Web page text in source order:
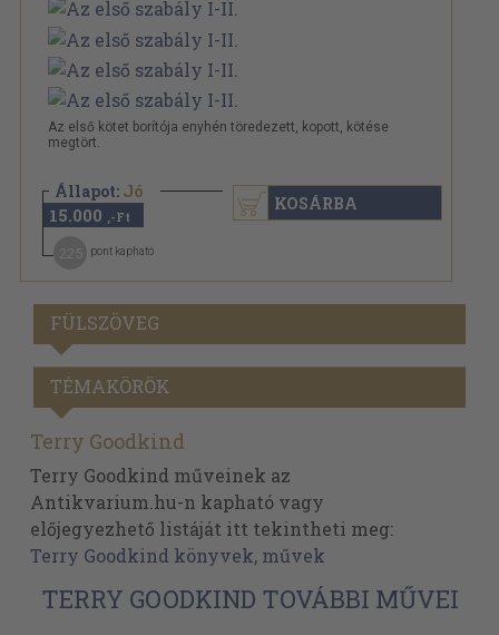
Az első kötet borítója enyhén töredezett, kopott, kötése
megtört.
Állapot: Jó
15.000 ,-Ft
pont kapható
KOSÁRBA
FÜLSZÖVEG
TÉMAKÖRÖK
Terry Goodkind
Terry Goodkind műveinek az
Antikvarium.hu-n kapható vagy
előjegyezhető listáját itt tekintheti meg:
Terry Goodkind könyvek, művek
TERRY GOODKIND TOVÁBBI MŰVEI